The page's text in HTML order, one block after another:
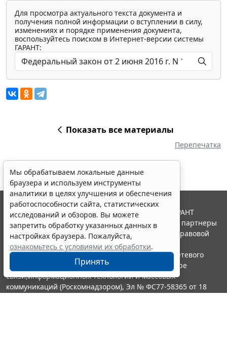
Для просмотра актуального текста документа и
получения полной информации о вступлении в силу,
изменениях и порядке применения документа,
воспользуйтесь поиском в Интернет-версии системы
ГАРАНТ:
Показать все материалы
Перепечатка
Мы обрабатываем локальные данные
браузера и используем инструменты
аналитики в целях улучшения и обеспечения
работоспособности сайта, статистических
исследований и обзоров. Вы можете
запретить обработку указанных данных в
настройках браузера. Пожалуйста,
ознакомьтесь с условиями их обработки.
Принять
© ООО "НПП "ГАРАНТ-СЕРВИС", 2026. Система ГАРАНТ
выпускается с 1990 года. Компания "Гарант" и ее партнеры
являются участниками Российской ассоциации правовой
информации ГАРАНТ.
Портал ГАРАНТ.РУ зарегистрирован в качестве сетевого
издания Федеральной службой по надзору в сфере
связи,информационных технологий и массовых
коммуникаций (Роскомнадзором), Эл № ФС77-58365 от 18